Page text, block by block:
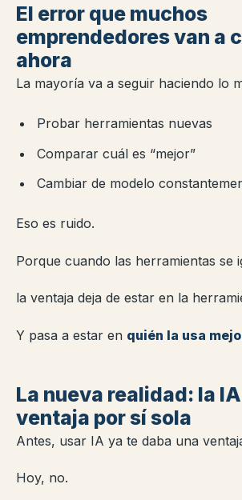
El error que muchos
emprendedores van a
ahora
La mayoría va a seguir haciendo lo
Probar herramientas nuevas
Comparar cuál es “mejor”
Cambiar de modelo
Eso es ruido.
Porque cuando las herramientas se
la ventaja deja de estar en la
Y pasa a estar en quién la usa
La nueva realidad: la
ventaja por sí sola
Antes, usar IA ya te daba una
Hoy, no.